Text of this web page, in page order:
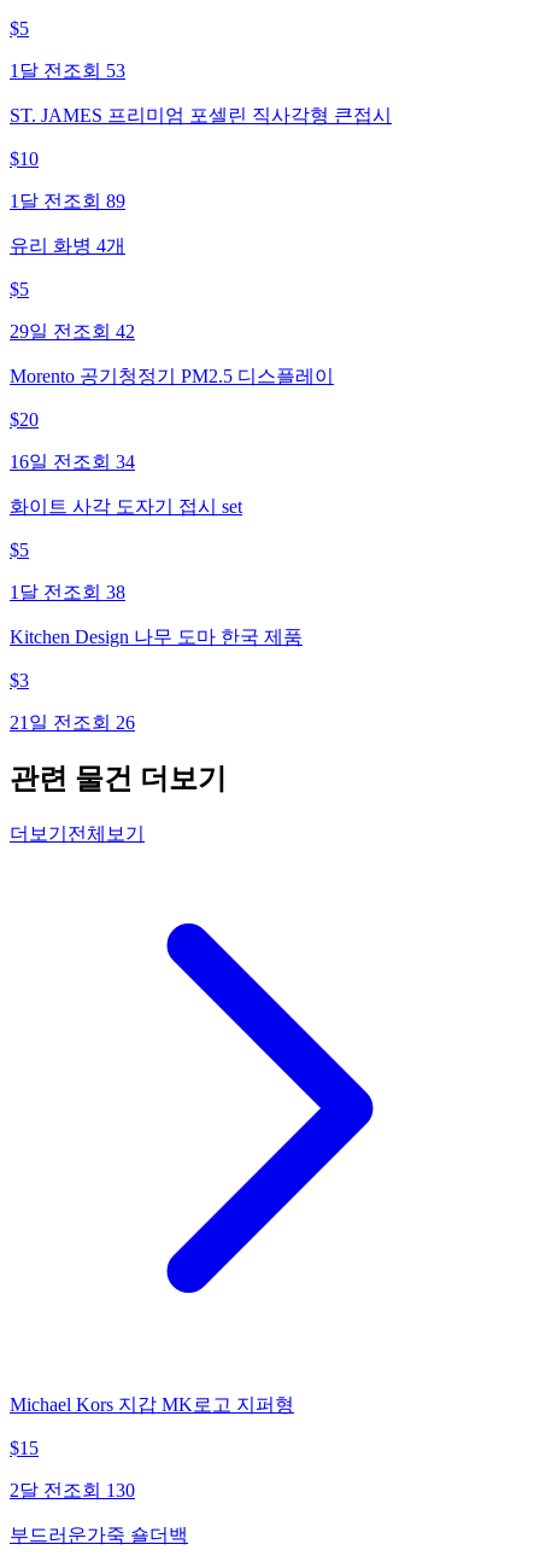
$5
1달 전 조회 53
ST. JAMES 프리미엄 포셀린 직사각형 큰접시
$10
1달 전 조회 89
유리 화병 4개
$5
29일 전 조회 42
Morento 공기청정기 PM2.5 디스플레이
$20
16일 전 조회 34
화이트 사각 도자기 접시 set
$5
1달 전 조회 38
Kitchen Design 나무 도마 한국 제품
$3
21일 전 조회 26
관련 물건 더보기
더보기 전체보기
Michael Kors 지갑 MK로고 지퍼형
$15
2달 전 조회 130
부드러운가죽 숄더백